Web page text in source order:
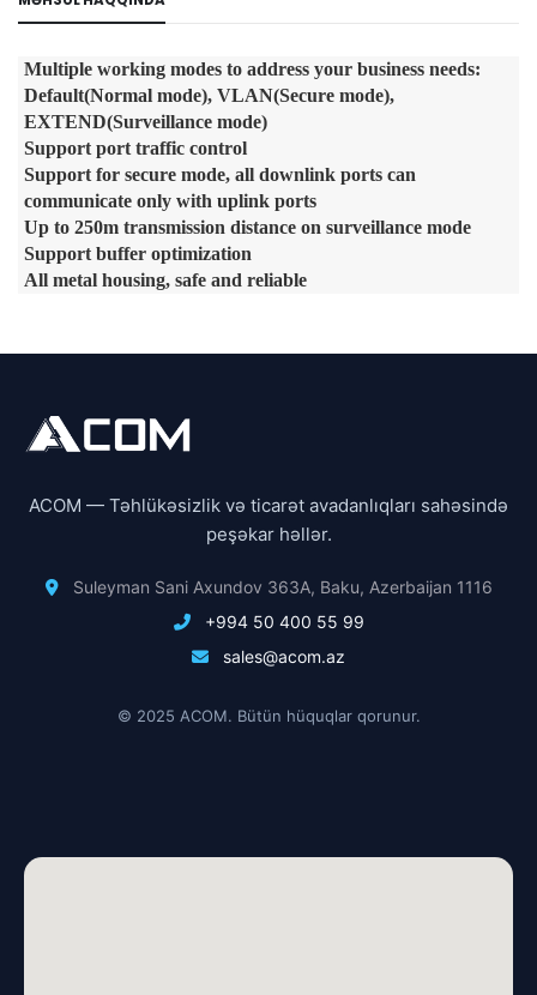
Multiple working modes to address your business needs:
Default(Normal mode), VLAN(Secure mode),
EXTEND(Surveillance mode)
Support port traffic control
Support for secure mode, all downlink ports can
communicate only with uplink ports
Up to 250m transmission distance on surveillance mode
Support buffer optimization
All metal housing, safe and reliable
ACOM — Təhlükəsizlik və ticarət avadanlıqları sahəsində
peşəkar həllər.
Suleyman Sani Axundov 363A, Baku, Azerbaijan 1116
+994 50 400 55 99
sales@acom.az
© 2025 ACOM. Bütün hüquqlar qorunur.